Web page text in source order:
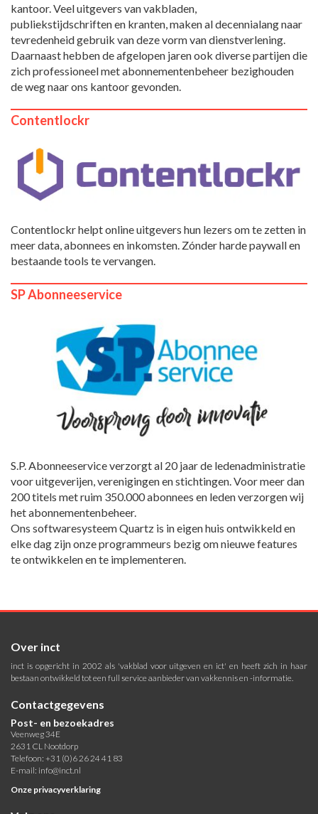
kantoor. Veel uitgevers van vakbladen,
publiekstijdschriften en kranten, maken al decennialang naar
tevredenheid gebruik van deze vorm van dienstverlening.
Daarnaast hebben de afgelopen jaren ook diverse partijen die
zich professioneel met abonnementenbeheer bezighouden
de weg naar ons kantoor gevonden.
Contentlockr
Contentlockr helpt online uitgevers hun lezers om te zetten in
meer data, abonnees en inkomsten. Zónder harde paywall en
bestaande tools te vervangen.
SP Abonneeservice
S.P. Abonneeservice verzorgt al 20 jaar de ledenadministratie
voor uitgeverijen, verenigingen en stichtingen. Voor meer dan
200 titels met ruim 350.000 abonnees en leden verzorgen wij
het abonnementenbeheer.
Ons softwaresysteem Quartz is in eigen huis ontwikkeld en
elke dag zijn onze programmeurs bezig om nieuwe features
te ontwikkelen en te implementeren.
Over inct
inct is opgericht in 2002 als 'vakblad voor uitgeven en ict' en heeft zich in haar
bestaan ontwikkeld tot een full service aanbieder van vakkennis en -informatie.
Contactgegevens
Post- en bezoekadres
Veenweg 34E
2631 CL Nootdorp
Telefoon: +31 (0)6 26 24 41 83
E-mail: info@inct.nl
Onze privacyverklaring